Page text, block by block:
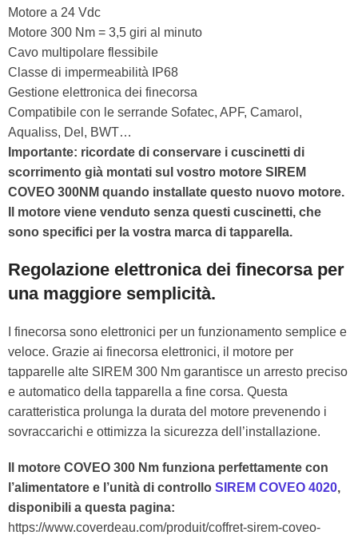
Motore a 24 Vdc
Motore 300 Nm = 3,5 giri al minuto
Cavo multipolare flessibile
Classe di impermeabilità IP68
Gestione elettronica dei finecorsa
Compatibile con le serrande Sofatec, APF, Camarol,
Aqualiss, Del, BWT…
Importante: ricordate di conservare i cuscinetti di
scorrimento già montati sul vostro motore SIREM
COVEO 300NM quando installate questo nuovo motore.
Il motore viene venduto senza questi cuscinetti, che
sono specifici per la vostra marca di tapparella.
Regolazione elettronica dei finecorsa per
una maggiore semplicità.
I finecorsa sono elettronici per un funzionamento semplice e
veloce. Grazie ai finecorsa elettronici, il motore per
tapparelle alte SIREM 300 Nm garantisce un arresto preciso
e automatico della tapparella a fine corsa. Questa
caratteristica prolunga la durata del motore prevenendo i
sovraccarichi e ottimizza la sicurezza dell’installazione.
Il motore COVEO 300 Nm funziona perfettamente con
l’alimentatore e l’unità di controllo SIREM COVEO 4020,
disponibili a questa pagina:
https://www.coverdeau.com/produit/coffret-sirem-coveo-